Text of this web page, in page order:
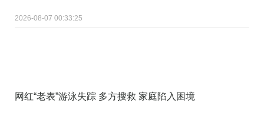
2026-08-07 00:33:25
网红“老表”游泳失踪 多方搜救 家庭陷入困境